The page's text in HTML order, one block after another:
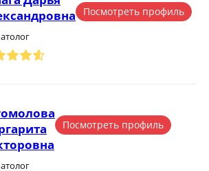
Посмотреть профиль
Посмотреть профиль